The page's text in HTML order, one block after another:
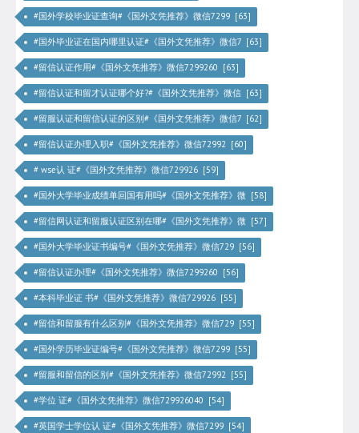
#国外学校毕业证查询#《国外文凭推荐》微信7299 [63]
#国外毕业证在国内哪里认证#《国外文凭推荐》微信7 [63]
#留信认证作用#《国外文凭推荐》微信7299260 [63]
#留信认证和留才认证哪个好?#《国外文凭推荐》微信 [63]
#留服认证和留信认证的区别#《国外文凭推荐》微信7 [62]
#留信认证办理入职#《国外文凭推荐》微信72992 [60]
# wse认 证#《国外文凭推荐》微信729926 [59]
#国外大学毕业成绩单回国有用吗#《国外文凭推荐》微 [58]
#留信网认证和留服认证区别在哪#《国外文凭推荐》微 [57]
#国外大学毕业证书编号#《国外文凭推荐》微信729 [56]
#留信认证办理#《国外文凭推荐》微信7299260 [56]
#本科毕业证 书#《国外文凭推荐》微信729926 [55]
#留信和留服有什么区别#《国外文凭推荐》微信729 [55]
#国外学历毕业证编号#《国外文凭推荐》微信7299 [55]
#留服和留信的区别#《国外文凭推荐》微信72992 [55]
#学位 证#《国外文凭推荐》微信729926040 [54]
#英国学士学位认 证#《国外文凭推荐》微信7299 [54]